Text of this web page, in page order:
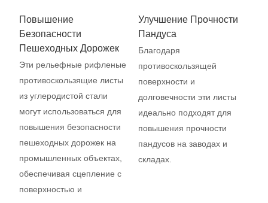
Повышение
Безопасности
Пешеходных Дорожек
Эти рельефные рифленые
противоскользящие листы
из углеродистой стали
могут использоваться для
повышения безопасности
пешеходных дорожек на
промышленных объектах,
обеспечивая сцепление с
поверхностью и
Улучшение Прочности
Пандуса
Благодаря
противоскользящей
поверхности и
долговечности эти листы
идеально подходят для
повышения прочности
пандусов на заводах и
складах.